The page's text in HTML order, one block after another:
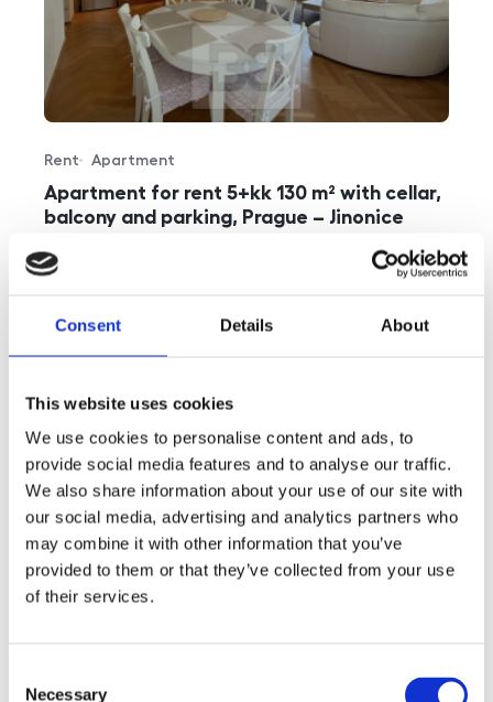
Consent Details About
This website uses cookies
We use cookies to personalise content and ads, to
provide social media features and to analyse our traffic.
We also share information about your use of our site with
our social media, advertising and analytics partners who
may combine it with other information that you’ve
provided to them or that they’ve collected from your use
of their services.
Necessary
Apartment for rent 5+kk 130 m² with cellar,
balcony and parking, Prague – Jinonice
Offer type
Rent
Property type
Apartment
rozměry
disposition
5+kk